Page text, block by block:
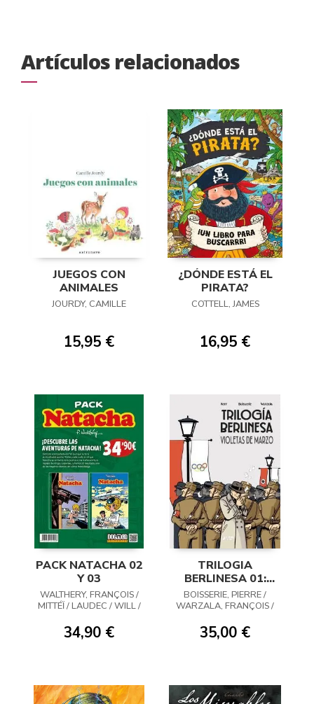
Artículos relacionados
JUEGOS CON
ANIMALES
JOURDY, CAMILLE
15,95 €
¿DÓNDE ESTÁ EL
PIRATA?
COTTELL, JAMES
16,95 €
PACK NATACHA 02
Y 03
WALTHERY, FRANÇOIS /
MITTÉÏ / LAUDEC / WILL /
34,90 €
TRILOGIA
BERLINESA 01:
VIOLETAS DE
MARZO
BOISSERIE, PIERRE /
WARZALA, FRANÇOIS /
35,00 €